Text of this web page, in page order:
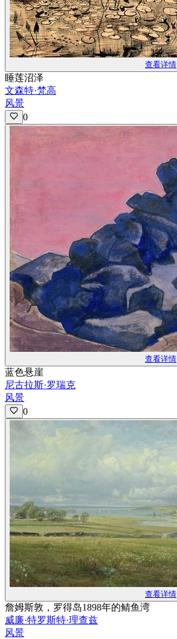
查看详情
睡莲沼泽
文森特·梵高
风景
0
查看详情
蓝色悬崖
尼古拉斯·罗瑞克
风景
0
查看详情
詹姆斯敦，罗得岛1898年的鲭鱼湾
威廉·特罗斯特·理查兹
风景